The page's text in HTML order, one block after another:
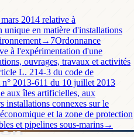
2014 relative à
en matière d'installations
→ 7Ordonnance
à l'expérimentation d'une
ouvrages, travaux et activités
L. 214-3 du code de
n° 2013-611 du 10 juillet 2013
aux îles artificielles, aux
installations connexes sur le
et la zone de protection
et pipelines sous-marins→